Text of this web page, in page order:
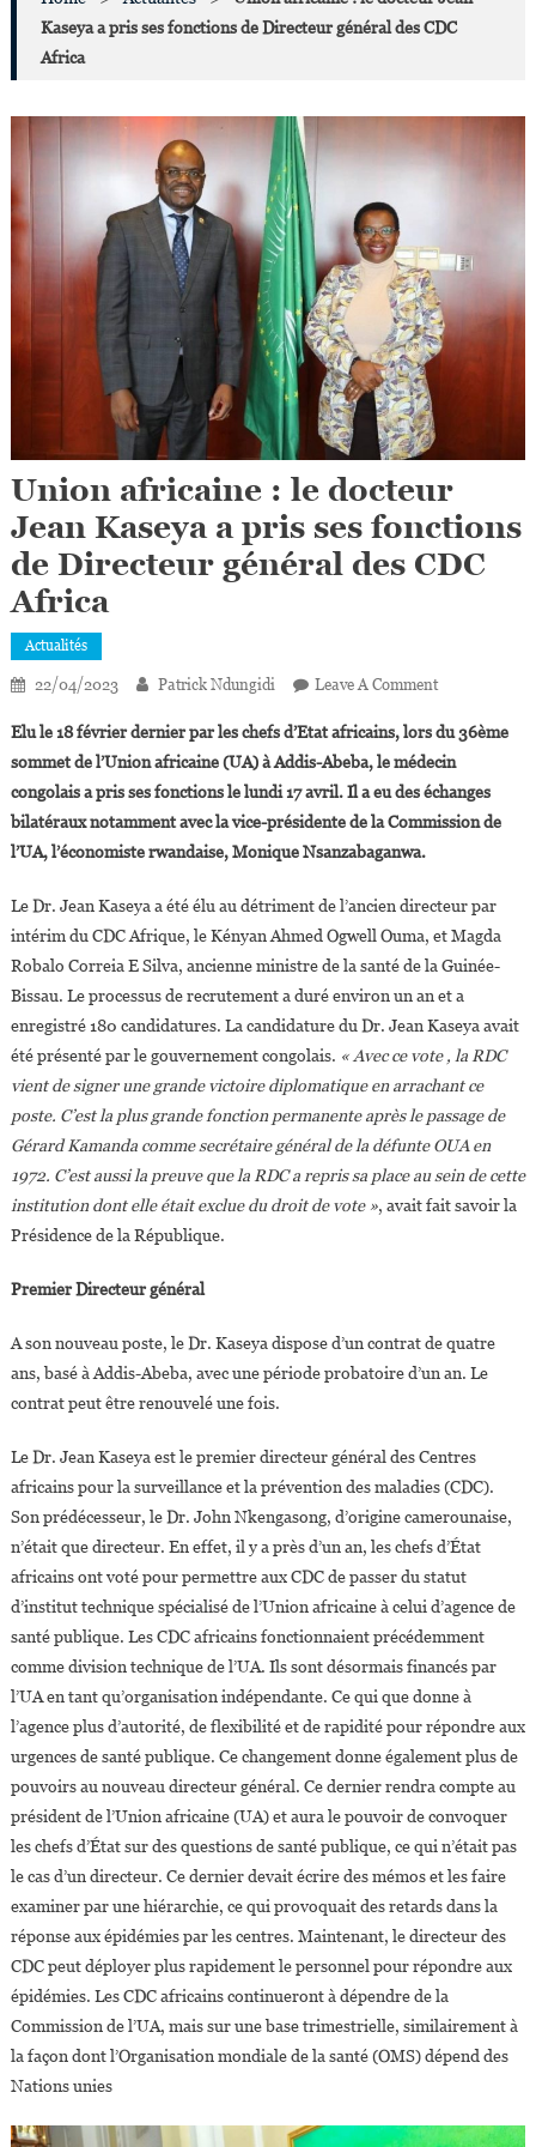
Kaseya a pris ses fonctions de Directeur général des CDC
Africa
Union africaine : le docteur
Jean Kaseya a pris ses fonctions
de Directeur général des CDC
Africa
Actualités
22/04/2023 Patrick Ndungidi Leave A CommentOn
Africaine :
Le
Docteur
Jean
Pris
Ses
Fonctions
Général
Des
CDC
Africa
Elu le 18 février dernier par les chefs d’Etat africains, lors du 36ème
sommet de l’Union africaine (UA) à Addis-Abeba, le médecin
congolais a pris ses fonctions le lundi 17 avril. Il a eu des échanges
bilatéraux notamment avec la vice-présidente de la Commission de
l’UA, l’économiste rwandaise, Monique Nsanzabaganwa.
Le Dr. Jean Kaseya a été élu au détriment de l’ancien directeur par
intérim du CDC Afrique, le Kényan Ahmed Ogwell Ouma, et Magda
Robalo Correia E Silva, ancienne ministre de la santé de la Guinée-
Bissau. Le processus de recrutement a duré environ un an et a
enregistré 180 candidatures. La candidature du Dr. Jean Kaseya avait
été présenté par le gouvernement congolais. « Avec ce vote , la RDC
vient de signer une grande victoire diplomatique en arrachant ce
poste. C’est la plus grande fonction permanente après le passage de
Gérard Kamanda comme secrétaire général de la défunte OUA en
1972. C’est aussi la preuve que la RDC a repris sa place au sein de cette
institution dont elle était exclue du droit de vote », avait fait savoir la
Présidence de la République.
Premier Directeur général
A son nouveau poste, le Dr. Kaseya dispose d’un contrat de quatre
ans, basé à Addis-Abeba, avec une période probatoire d’un an. Le
contrat peut être renouvelé une fois.
Le Dr. Jean Kaseya est le premier directeur général des Centres
africains pour la surveillance et la prévention des maladies (CDC).
Son prédécesseur, le Dr. John Nkengasong, d’origine camerounaise,
n’était que directeur. En effet, il y a près d’un an, les chefs d’État
africains ont voté pour permettre aux CDC de passer du statut
d’institut technique spécialisé de l’Union africaine à celui d’agence de
santé publique. Les CDC africains fonctionnaient précédemment
comme division technique de l’UA. Ils sont désormais financés par
l’UA en tant qu’organisation indépendante. Ce qui que donne à
l’agence plus d’autorité, de flexibilité et de rapidité pour répondre aux
urgences de santé publique. Ce changement donne également plus de
pouvoirs au nouveau directeur général. Ce dernier rendra compte au
président de l’Union africaine (UA) et aura le pouvoir de convoquer
les chefs d’État sur des questions de santé publique, ce qui n’était pas
le cas d’un directeur. Ce dernier devait écrire des mémos et les faire
examiner par une hiérarchie, ce qui provoquait des retards dans la
réponse aux épidémies par les centres. Maintenant, le directeur des
CDC peut déployer plus rapidement le personnel pour répondre aux
épidémies. Les CDC africains continueront à dépendre de la
Commission de l’UA, mais sur une base trimestrielle, similairement à
la façon dont l’Organisation mondiale de la santé (OMS) dépend des
Nations unies